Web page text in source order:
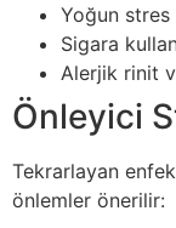
Yoğun
Sigara
Alerjik rinit
Önleyici
Tekrarlayan
önlemler önerilir: